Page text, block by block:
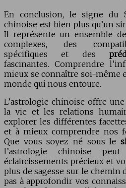
En conclusion, le signe du
chinoise est bien plus qu’un
Il représente un ensemble
complexes, des
spécifiques et des
fascinantes. Comprendre
mieux se connaître soi-même
monde qui nous entoure.
L’astrologie chinoise offre
la vie et les relations
explorer les différentes
et à mieux comprendre nos
Que vous soyez né sous le
l’astrologie chinoise
éclaircissements précieux et
plus de sagesse sur le chemin
pas à approfondir vos